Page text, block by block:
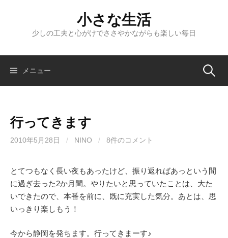
ツ
小さな生活
少しの工夫と心がけでささやかながらも楽しい毎日
メニュー 検
行ってきます
2010年5月28日 / NINO / 8件のコメント
とてつもなく長い夜もあったけど、振り返ればあっという間
に過ぎ去った2か月間。やりたいと思っていたことは、大た
いできたので、本番を前に、既に充実した気分。あとは、思
いっきり楽しもう！
今から静岡を発ちます。行ってきまーす♪